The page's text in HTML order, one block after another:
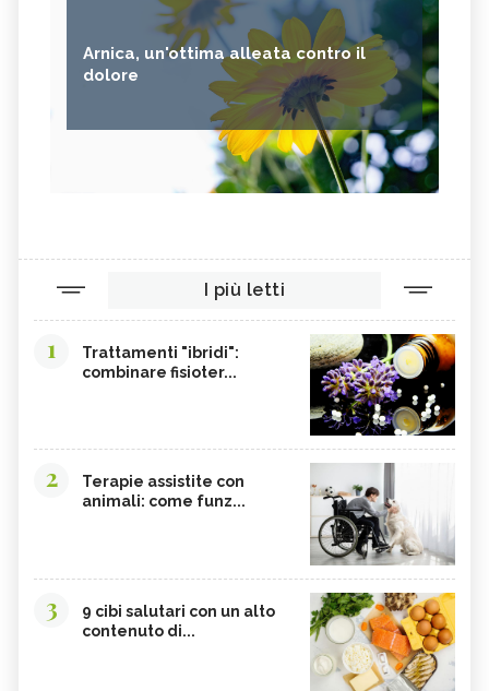
Arnica, un'ottima alleata contro il
dolore
I più letti
1
Trattamenti "ibridi":
combinare fisioter...
2
Terapie assistite con
animali: come funz...
3
9 cibi salutari con un alto
contenuto di...